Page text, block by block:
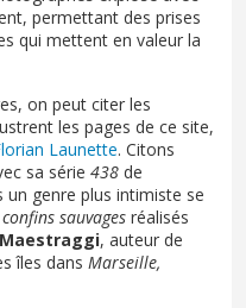
permettant des prises
qui mettent en valeur la
on peut citer les
les pages de ce site,
Launette. Citons
sa série 438 de
un genre plus intimiste se
confins sauvages réalisés
, auteur de
îles dans Marseille,